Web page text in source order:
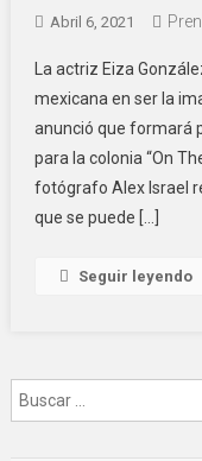
Abril 6, 2021
La actriz Eiza
mexicana en ser la
anunció que formará
para la colonia “On
fotógrafo Alex Israel
que se puede […]
Seguir leyendo